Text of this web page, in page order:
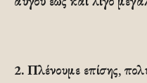
2. Πλένουμε επίσης,